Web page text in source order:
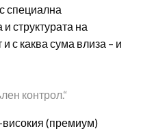
специална
структурата на
с каква сума влиза – и
контрол.“
високия (премиум)